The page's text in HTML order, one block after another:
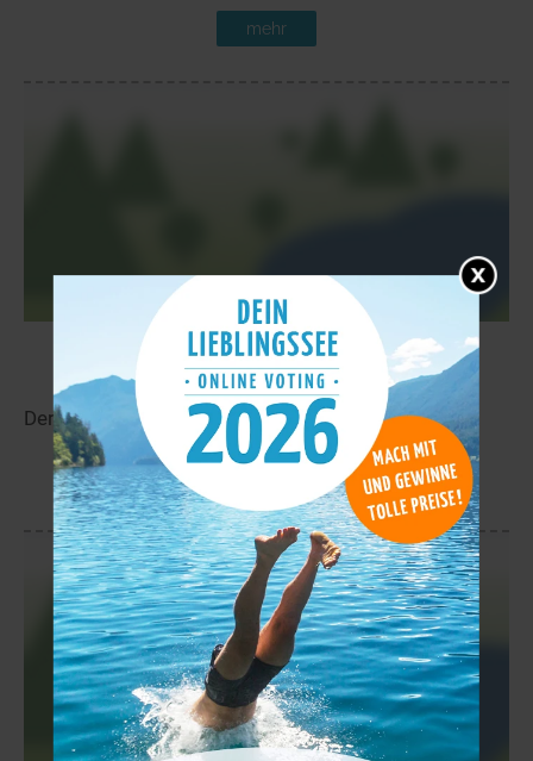
mehr
Rovajärvi 11,1 km
Der Rovajärvi liegt in der Nähe von Marrasjärvi.